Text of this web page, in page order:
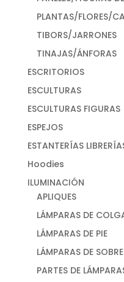
PLANTAS/FLORES/
TIBORS/JARRONES
TINAJAS/ÁNFORAS
ESCRITORIOS
ESCULTURAS
ESCULTURAS FIGURAS
ESPEJOS
ESTANTERÍAS
Hoodies
ILUMINACIÓN
APLIQUES
LÁMPARAS DE
LÁMPARAS DE PIE
LÁMPARAS DE
PARTES DE